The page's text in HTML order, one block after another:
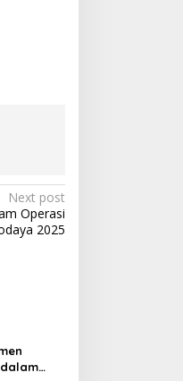
Next post
Operasi
2025